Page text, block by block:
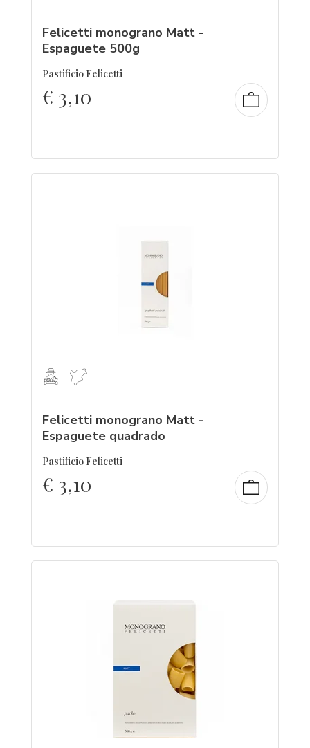
Felicetti monograno Matt -
Espaguete 500g
Pastificio Felicetti
€ 3,10
Felicetti monograno Matt -
Espaguete quadrado
Pastificio Felicetti
€ 3,10